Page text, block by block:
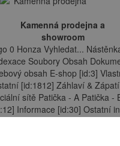
Kamenná prodejna a
showroom
0 Honza Vyhledat...
Soubory Obsah
obsah E-shop [id:3]
[id:1812] Záhlaví &
sítě Patička - A Patička -
Informace [id:30] Ostatní